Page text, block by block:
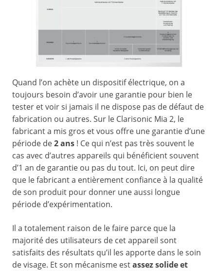
Quand l’on achète un dispositif électrique, on a
toujours besoin d’avoir une garantie pour bien le
tester et voir si jamais il ne dispose pas de défaut de
fabrication ou autres. Sur le Clarisonic Mia 2, le
fabricant a mis gros et vous offre une garantie d’une
période de2 ans ! Ce qui n’est pas très souvent le
cas avec d’autres appareils qui bénéficient souvent
d’1 an de garantie ou pas du tout. Ici, on peut dire
que le fabricant a entièrement confiance à la qualité
de son produit pour donner une aussi longue
période d’expérimentation.
Il a totalement raison de le faire parce que la
majorité des utilisateurs de cet appareil sont
satisfaits des résultats qu’il les apporte dans le soin
de visage. Et son mécanisme estassez solide et